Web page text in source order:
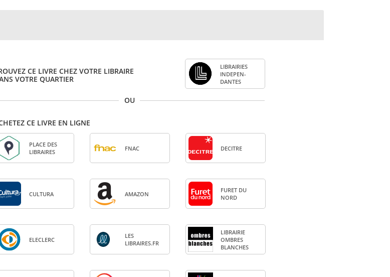
CE LIVRE CHEZ VOTRE LIBRAIRE
VOTRE QUARTIER
LIBRAI­RIES
INDE­PEN­
DANTES
OU
CE LIVRE EN LIGNE
PLACE DES
LIBRAIRES
FNAC DECITRE
CULTURA AMA­ZON
FURET DU
NORD
ELE­CLERC
LES
LIBRAIRES.FR
LIBRAI­RIE
OMBRES
BLANCHES